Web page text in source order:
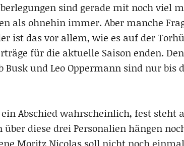
sind gerade mit noch viel
als ohnehin immer. Aber manche
ist das vor allem, wie es auf der
für die aktuelle Saison enden.
Busk und Leo Oppermann sind nur bis
Abschied wahrscheinlich, fest steht
über diese drei Personalien hängen
Moritz Nicolas soll nicht noch